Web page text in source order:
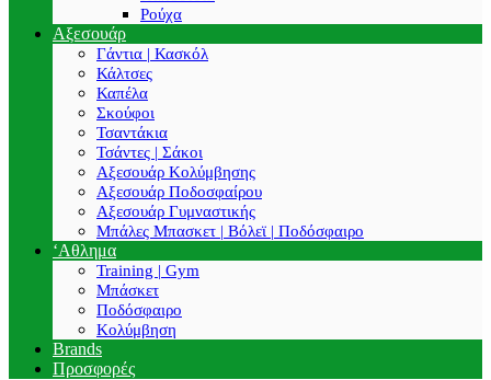
Ρούχα
Αξεσουάρ
Γάντια | Κασκόλ
Κάλτσες
Καπέλα
Σκούφοι
Τσαντάκια
Τσάντες | Σάκοι
Αξεσουάρ Κολύμβησης
Αξεσουάρ Ποδοσφαίρου
Αξεσουάρ Γυμναστικής
Μπάλες Μπασκετ | Βόλεϊ | Ποδόσφαιρο
‘Αθλημα
Training | Gym
Μπάσκετ
Ποδόσφαιρο
Κολύμβηση
Brands
Προσφορές